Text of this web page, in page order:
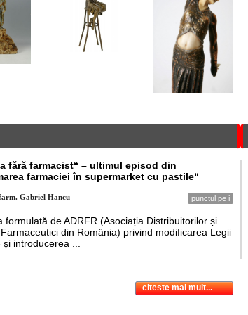
fără farmacist“ – ultimul episod din
farmaciei în supermarket cu pastile“
Gabriel Hancu punctul pe i
formulată de ADRFR (Asociația Distribuitorilor și
din România) privind modificarea Legii
introducerea ...
citeste mai mult...